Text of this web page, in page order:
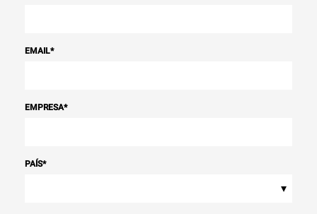
EMAIL*
EMPRESA*
PAÍS*
▾